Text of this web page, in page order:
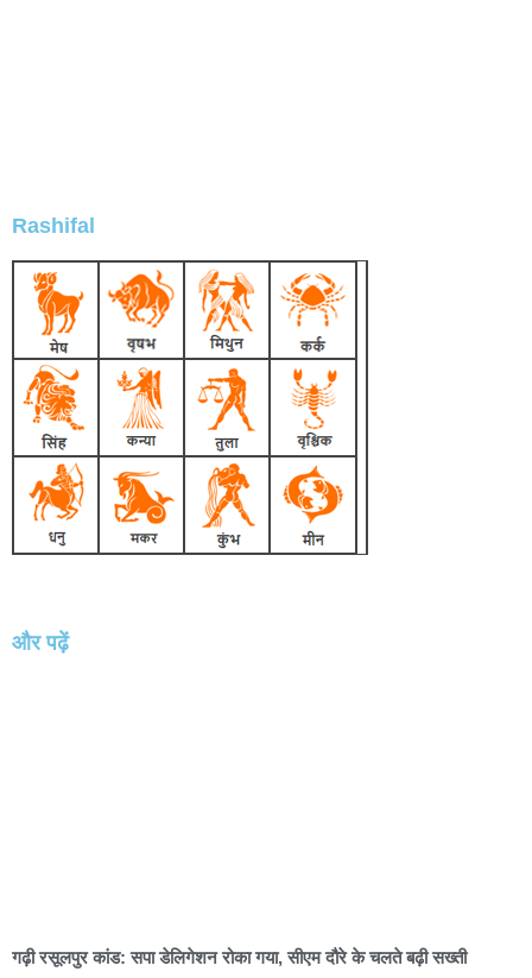
Rashifal
और पढ़ें
गढ़ी रसूलपुर कांड: सपा डेलिगेशन रोका गया, सीएम दौरे के चलते बढ़ी सख्ती